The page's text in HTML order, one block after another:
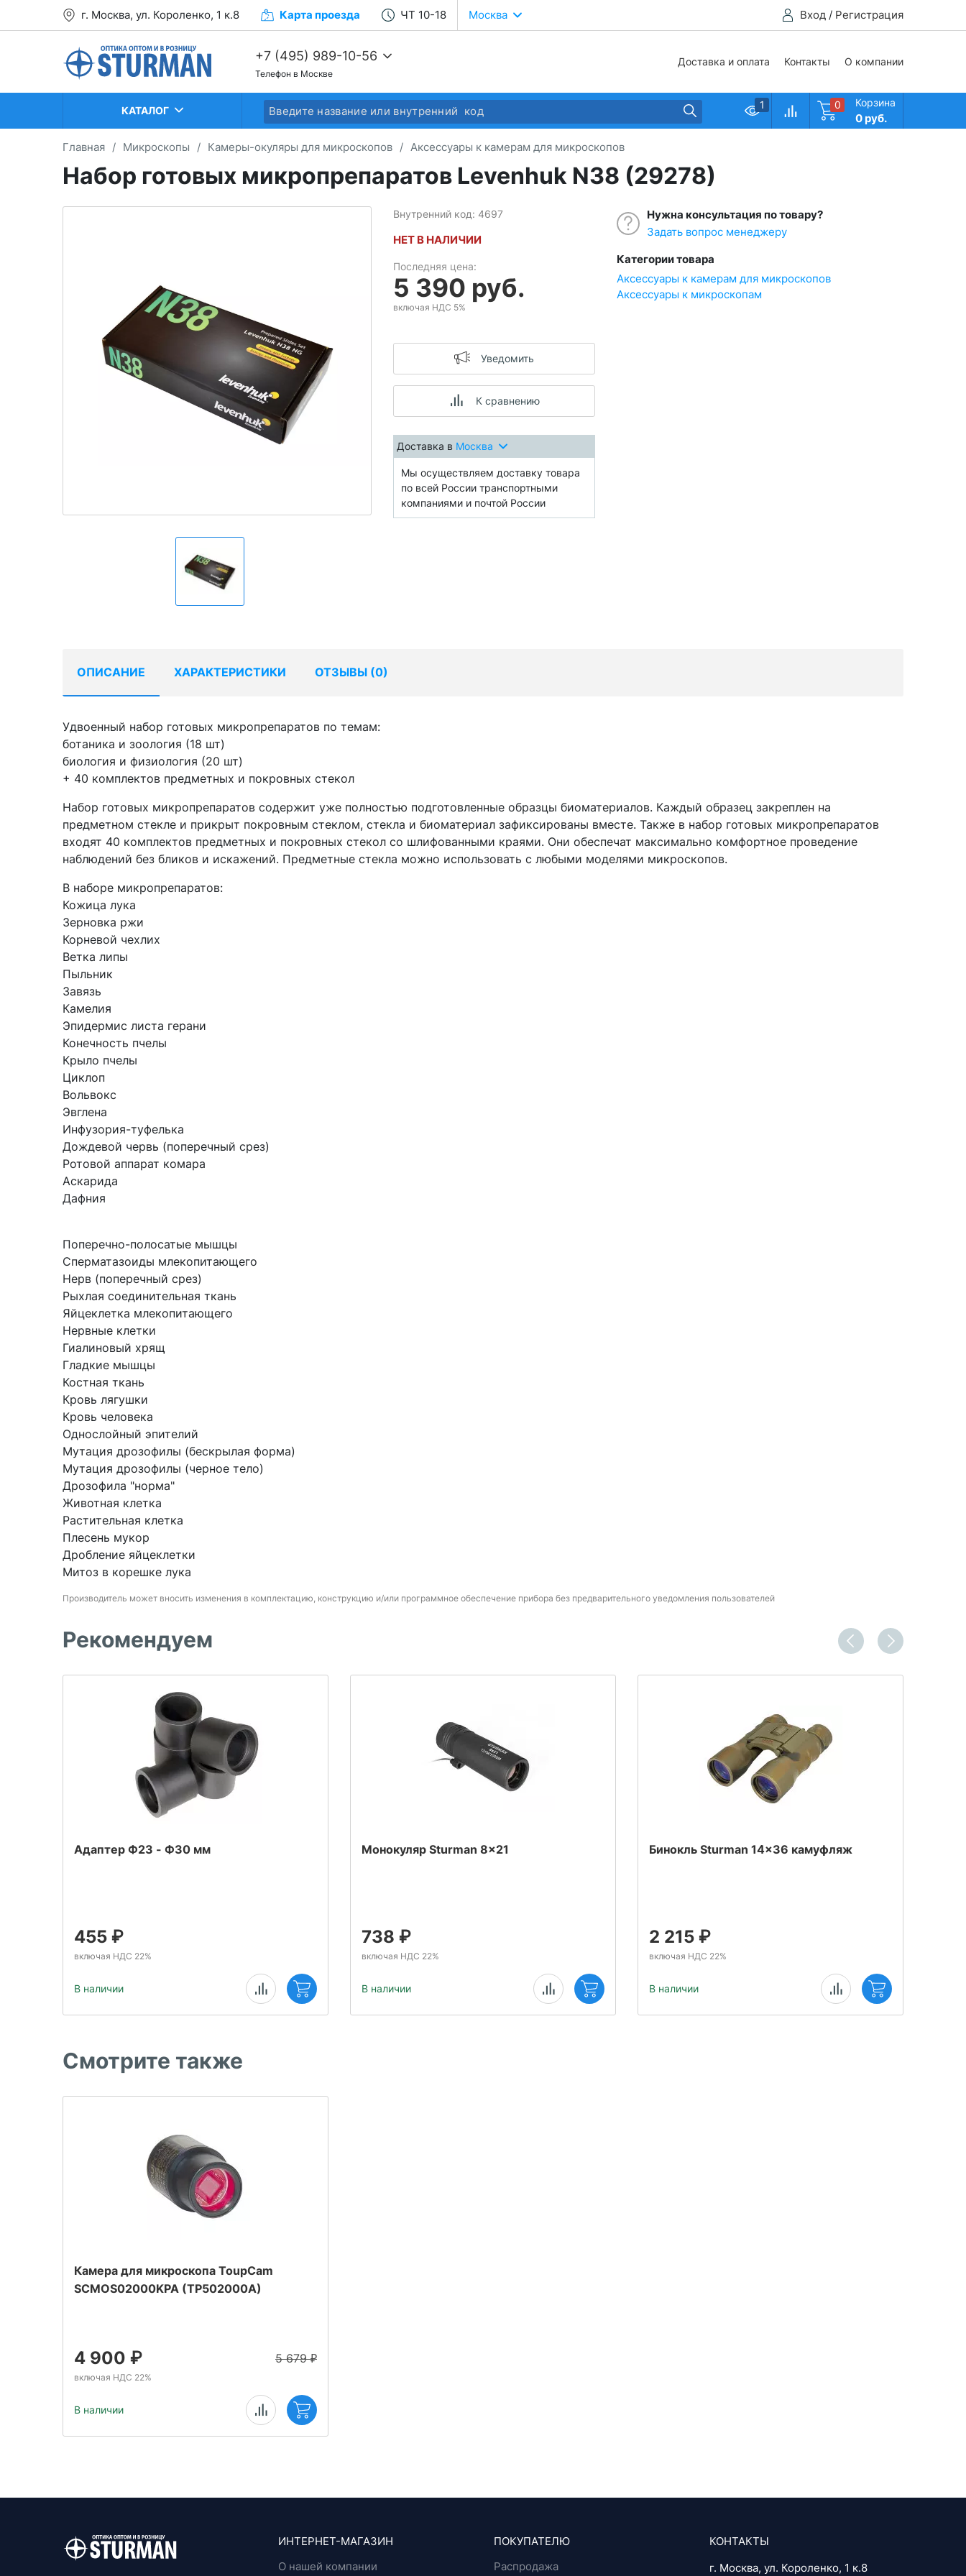
Вход / Регистрация
г. Москва, ул. Короленко, 1 к.8 Карта проезда ЧТ 10-18 Москва
Доставка и оплата Контакты О компании
+7 (495) 989-10-56
+7 (499) 268-22-37
+7 (499) 268-04-14
Телефон в Москве
1 0 Корзина
0 руб.
КАТАЛОГ
Главная / Микроскопы / Камеры-окуляры для микроскопов / Аксессуары к камерам для микроскопов
Набор готовых микропрепаратов Levenhuk N38 (29278)
Внутренний код: 4697
НЕТ В НАЛИЧИИ
Последняя цена:
5 390 руб.
включая НДС 5%
Уведомить
К сравнению
Доставка в Москва
Мы осуществляем доставку товара
по всей России транспортными
компаниями и почтой России
Нужна консультация по товару?
Задать вопрос менеджеру
Категории товара
Аксессуары к камерам для микроскопов
Аксессуары к микроскопам
ОПИСАНИЕ ХАРАКТЕРИСТИКИ ОТЗЫВЫ (0)
Удвоенный набор готовых микропрепаратов по темам:
ботаника и зоология (18 шт)
биология и физиология (20 шт)
+ 40 комплектов предметных и покровных стекол
Набор готовых микропрепаратов содержит уже полностью подготовленные образцы биоматериалов. Каждый образец закреплен на
предметном стекле и прикрыт покровным стеклом, стекла и биоматериал зафиксированы вместе. Также в набор готовых микропрепаратов
входят 40 комплектов предметных и покровных стекол со шлифованными краями. Они обеспечат максимально комфортное проведение
наблюдений без бликов и искажений. Предметные стекла можно использовать с любыми моделями микроскопов.
В наборе микропрепаратов:
Кожица лука
Зерновка ржи
Корневой чехлих
Ветка липы
Пыльник
Завязь
Камелия
Эпидермис листа герани
Конечность пчелы
Крыло пчелы
Циклоп
Вольвокс
Эвглена
Инфузория-туфелька
Дождевой червь (поперечный срез)
Ротовой аппарат комара
Аскарида
Дафния
Поперечно-полосатые мышцы
Сперматазоиды млекопитающего
Нерв (поперечный срез)
Рыхлая соединительная ткань
Яйцеклетка млекопитающего
Нервные клетки
Гиалиновый хрящ
Гладкие мышцы
Костная ткань
Кровь лягушки
Кровь человека
Однослойный эпителий
Мутация дрозофилы (бескрылая форма)
Мутация дрозофилы (черное тело)
Дрозофила "норма"
Животная клетка
Растительная клетка
Плесень мукор
Дробление яйцеклетки
Митоз в корешке лука
Производитель может вносить изменения в комплектацию, конструкцию и/или программное обеспечение прибора без предварительного уведомления пользователей
Рекомендуем
Адаптер Ф23 - Ф30 мм
455 ₽
включая НДС 22%
В наличии
Монокуляр Sturman 8x21
738 ₽
включая НДС 22%
В наличии
Бинокль Sturman 14x36 камуфляж
2 215 ₽
включая НДС 22%
В наличии
Смотрите также
Камера для микроскопа ToupCam
SCMOS02000KPA (TP502000A)
5 679₽
4 900 ₽
включая НДС 22%
В наличии
ИНТЕРНЕТ-МАГАЗИН
О нашей компании
ПОКУПАТЕЛЮ
Распродажа
КОНТАКТЫ
г. Москва, ул. Короленко, 1 к.8